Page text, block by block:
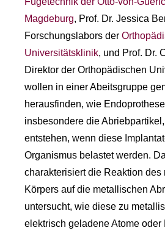
Magdeburg, Prof. Dr. Jessica
Forschungslabors der
Universitätsklinik, und Prof. Dr.
Direktor der Orthopädischen
wollen in einer Abeitsgruppe
herausfinden, wie
insbesondere die
entstehen, wenn diese
Organismus belastet werden.
charakterisiert die Reaktion des
Körpers auf die metallischen
untersucht, wie diese zu
elektrisch geladene Atome oder